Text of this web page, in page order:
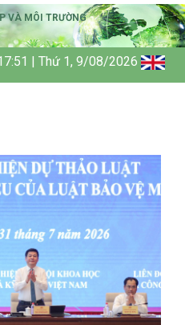
VÀ MÔI TRƯỜNG
| Thứ 1, 9/08/2026